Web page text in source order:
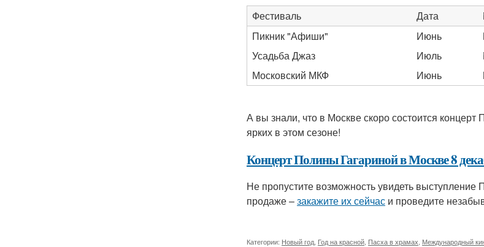
Фестиваль
Дата
Пикник "Афиши"
Июнь
Усадьба Джаз
Июль
Московский МКФ
Июнь
А вы знали, что в Москве скоро состоится
ярких в этом сезоне!
Концерт Полины Гагариной в Москве 8
Не пропустите возможность увидеть
продаже –закажите их сейчас и проведите
Категории: Новый год Год на красной Пасха в храмах Международный